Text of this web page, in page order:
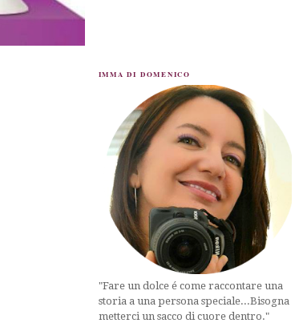
IMMA DI DOMENICO
"Fare un dolce é come raccontare una
storia a una persona speciale...Bisogna
metterci un sacco di cuore dentro."